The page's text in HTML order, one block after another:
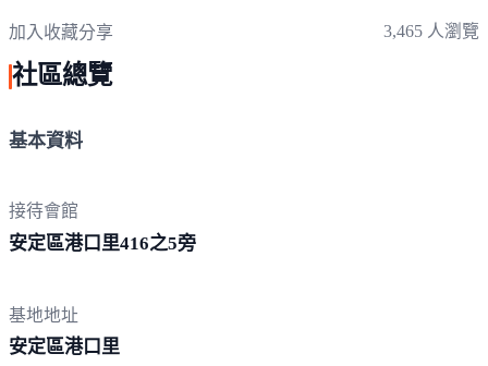
加入收藏分享 3,465 人瀏覽
社區總覽
基本資料
接待會館
安定區港口里416之5旁
基地地址
安定區港口里